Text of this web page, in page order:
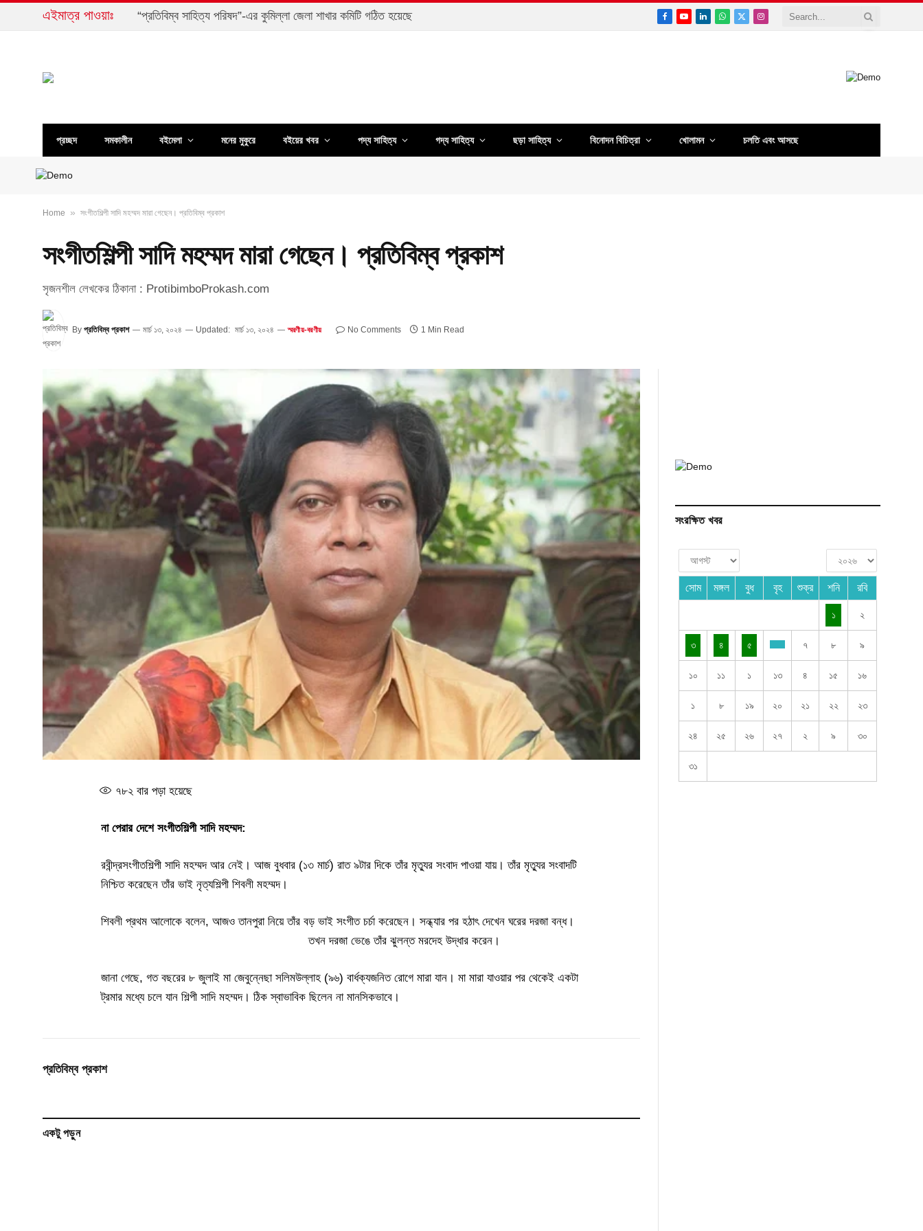
এইমাত্র পাওয়াঃ “প্রতিবিম্ব সাহিত্য পরিষদ”-এর কুমিল্লা জেলা শাখার কমিটি গঠিত হয়েছে Facebook
YouTubeLinkedInWhatsApp
X
Instagram
প্রচ্ছদ সমকালীন বইমেলা মনের মুকুরে বইয়ের খবর পদ্য সাহিত্য গদ্য সাহিত্য ছড়া সাহিত্য বিনোদন বিচিত্রা খোলামন চলতি এবং আসছে
Home » সংগীতশিল্পী সাদি মহম্মদ মারা গেছেন। প্রতিবিম্ব প্রকাশ
সংগীতশিল্পী সাদি মহম্মদ মারা গেছেন। প্রতিবিম্ব প্রকাশ
সৃজনশীল লেখকের ঠিকানা : ProtibimboProkash.com
By প্রতিবিম্ব প্রকাশ মার্চ ১৩, ২০২৪ Updated: মার্চ ১৩, ২০২৪ স্মরণীয়-বরণীয় No Comments 1 Min Read
৭৮২ বার পড়া হয়েছে
না পেরার দেশে সংগীতশিল্পী সাদি মহম্মদ:
রবীন্দ্রসংগীতশিল্পী সাদি মহম্মদ আর নেই। আজ বুধবার (১৩ মার্চ) রাত ৯টার দিকে তাঁর মৃত্যুর সংবাদ পাওয়া যায়। তাঁর মৃত্যুর সংবাদটি
নিশ্চিত করেছেন তাঁর ভাই নৃত্যশিল্পী শিবলী মহম্মদ।
শিবলী প্রথম আলোকে বলেন, আজও তানপুরা নিয়ে তাঁর বড় ভাই সংগীত চর্চা করেছেন। সন্ধ্যার পর হঠাৎ দেখেন ঘরের দরজা বন্ধ।
তখন দরজা ভেঙে তাঁর ঝুলন্ত মরদেহ উদ্ধার করেন।
জানা গেছে, গত বছরের ৮ জুলাই মা জেবুন্নেছা সলিমউল্লাহ (৯৬) বার্ধক্যজনিত রোগে মারা যান। মা মারা যাওয়ার পর থেকেই একটা
ট্রমার মধ্যে চলে যান শিল্পী সাদি মহম্মদ। ঠিক স্বাভাবিক ছিলেন না মানসিকভাবে।
প্রতিবিম্ব প্রকাশ
একটু পড়ুন
সংরক্ষিত খবর
সোম মঙ্গল বুধ বৃহ শুক্র শনি রবি
১ ২
৩ ৪ ৫ ৭ ৮ ৯
১০ ১১ ১ ১৩ ৪ ১৫ ১৬
১ ৮ ১৯ ২০ ২১ ২২ ২৩
২৪ ২৫ ২৬ ২৭ ২ ৯ ৩০
৩১